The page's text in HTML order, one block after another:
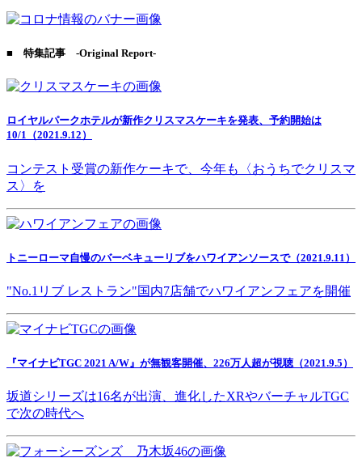
■ 特集記事 -Original Report-
ロイヤルパークホテルが新作クリスマスケーキを発表、予約開始は
10/1（2021.9.12）
コンテスト受賞の新作ケーキで、今年も〈おうちでクリスマ
ス〉を
トニーローマ自慢のバーベキューリブをハワイアンソースで（2021.9.11）
"No.1リブ レストラン"国内7店舗でハワイアンフェアを開催
『マイナビTGC 2021 A/W』が無観客開催、226万人超が視聴（2021.9.5）
坂道シリーズは16名が出演、進化したXRやバーチャルTGC
で次の時代へ